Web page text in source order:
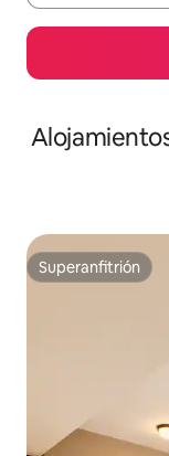
Superanfitrión
Superanfitrión